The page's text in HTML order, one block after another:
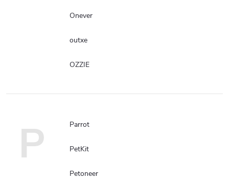
Onever
outxe
OZZIE
P Parrot
PetKit
Petoneer